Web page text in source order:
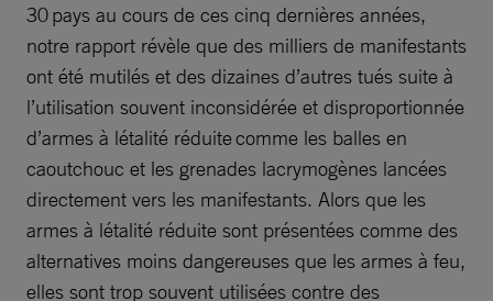
30 pays au cours de ces cinq dernières années,
notre rapport révèle que des milliers de manifestants
ont été mutilés et des dizaines d’autres tués suite à
l’utilisation souvent inconsidérée et disproportionnée
d’armes à létalité réduite comme les balles en
caoutchouc et les grenades lacrymogènes lancées
directement vers les manifestants. Alors que les
armes à létalité réduite sont présentées comme des
alternatives moins dangereuses que les armes à feu,
elles sont trop souvent utilisées contre des